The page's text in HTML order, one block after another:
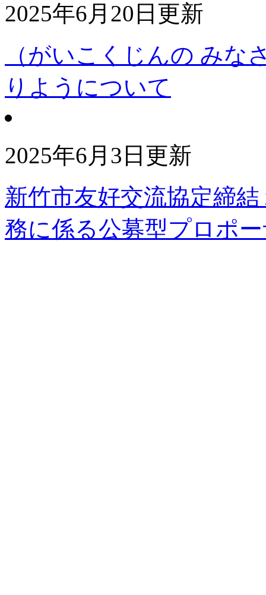
2025年6月20日更新
（がいこくじんの みな
りようについて
2025年6月3日更新
新竹市友好交流協定締
務に係る公募型プロポ